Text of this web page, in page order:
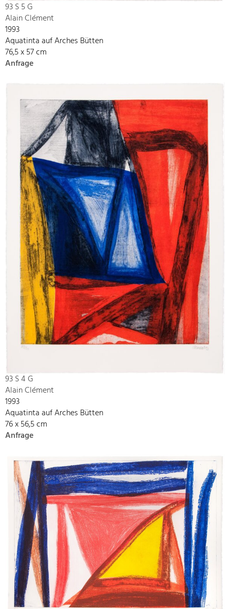
93 S 5 G
Alain Clément
1993
Aquatinta auf Arches Bütten
76,5 x 57 cm
Anfrage
93 S 4 G
Alain Clément
1993
Aquatinta auf Arches Bütten
76 x 56,5 cm
Anfrage